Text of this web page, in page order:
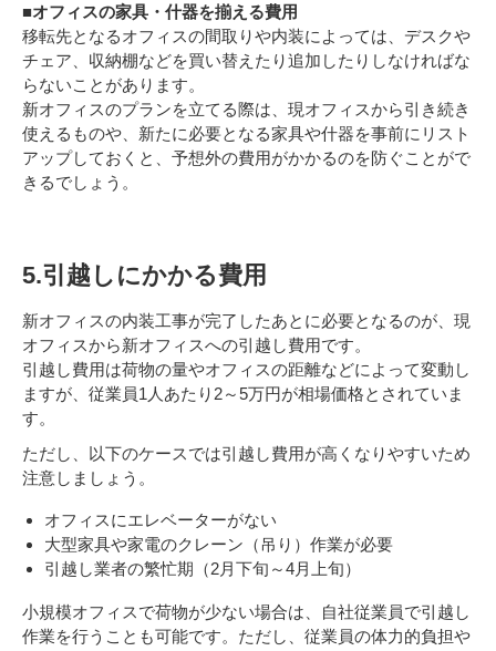
■オフィスの家具・什器を揃える費用
移転先となるオフィスの間取りや内装によっては、デスクや
チェア、収納棚などを買い替えたり追加したりしなければな
らないことがあります。
新オフィスのプランを立てる際は、現オフィスから引き続き
使えるものや、新たに必要となる家具や什器を事前にリスト
アップしておくと、予想外の費用がかかるのを防ぐことがで
きるでしょう。
5.引越しにかかる費用
新オフィスの内装工事が完了したあとに必要となるのが、現
オフィスから新オフィスへの引越し費用です。
引越し費用は荷物の量やオフィスの距離などによって変動し
ますが、従業員1人あたり2～5万円が相場価格とされていま
す。
ただし、以下のケースでは引越し費用が高くなりやすいため
注意しましょう。
オフィスにエレベーターがない
大型家具や家電のクレーン（吊り）作業が必要
引越し業者の繁忙期（2月下旬～4月上旬）
小規模オフィスで荷物が少ない場合は、自社従業員で引越し
作業を行うことも可能です。ただし、従業員の体力的負担や